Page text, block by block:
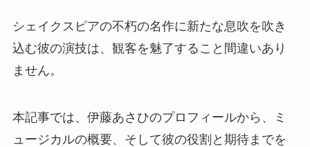
シェイクスピアの不朽の名作に新たな息吹を吹き
込む彼の演技は、観客を魅了すること間違いあり
ません。
本記事では、伊藤あさひのプロフィールから、ミ
ュージカルの概要、そして彼の役割と期待までを